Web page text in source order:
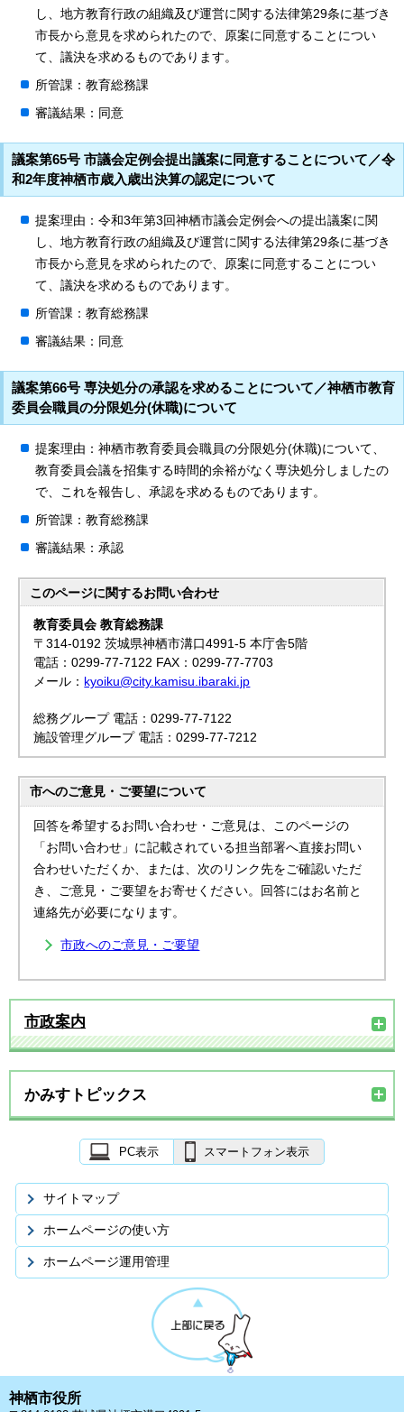
し、地方教育行政の組織及び運営に関する法律第29条に基づき
市長から意見を求められたので、原案に同意することについ
て、議決を求めるものであります。
所管課：教育総務課
審議結果：同意
議案第65号 市議会定例会提出議案に同意することについて／令
和2年度神栖市歳入歳出決算の認定について
提案理由：令和3年第3回神栖市議会定例会への提出議案に関
し、地方教育行政の組織及び運営に関する法律第29条に基づき
市長から意見を求められたので、原案に同意することについ
て、議決を求めるものであります。
所管課：教育総務課
審議結果：同意
議案第66号 専決処分の承認を求めることについて／神栖市教育
委員会職員の分限処分(休職)について
提案理由：神栖市教育委員会職員の分限処分(休職)について、
教育委員会議を招集する時間的余裕がなく専決処分しましたの
で、これを報告し、承認を求めるものであります。
所管課：教育総務課
審議結果：承認
このページに関するお問い合わせ
教育委員会 教育総務課
〒314-0192 茨城県神栖市溝口4991-5 本庁舎5階
電話：0299-77-7122 FAX：0299-77-7703
メール： kyoiku@city.kamisu.ibaraki.jp
総務グループ 電話：0299-77-7122
施設管理グループ 電話：0299-77-7212
市へのご意見・ご要望について
回答を希望するお問い合わせ・ご意見は、このページの
「お問い合わせ」に記載されている担当部署へ直接お問い
合わせいただくか、または、次のリンク先をご確認いただ
き、ご意見・ご要望をお寄せください。回答にはお名前と
連絡先が必要になります。
市政へのご意見・ご要望
市政案内
かみすトピックス
PC表示 スマートフォン表示
サイトマップ
ホームページの使い方
ホームページ運用管理
神栖市役所